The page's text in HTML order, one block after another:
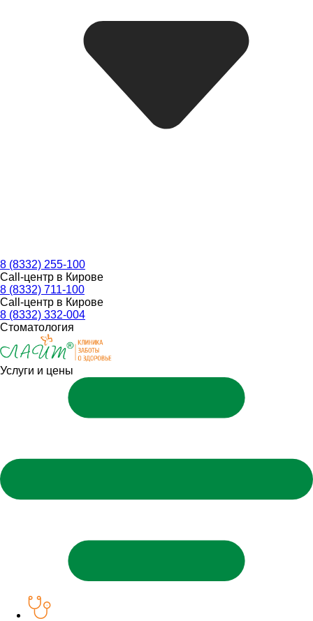
8 (8332) 255-100
Call-центр в Кирове
8 (8332) 711-100
Call-центр в Кирове
8 (8332) 332-004
Стоматология
Услуги и цены